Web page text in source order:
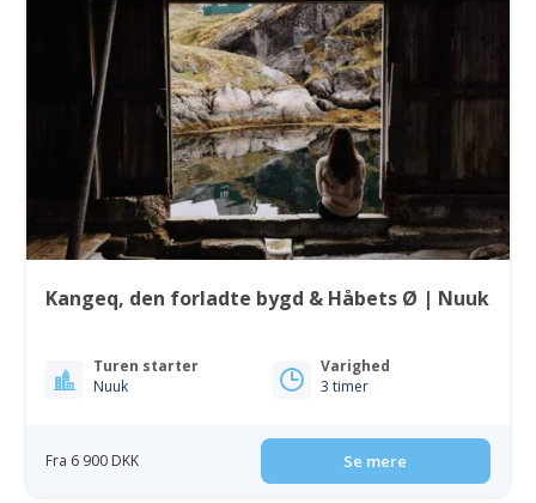
Kangeq, den forladte bygd & Håbets Ø | Nuuk
Turen starter
Nuuk
Varighed
3 timer
Fra 6 900 DKK Se mere